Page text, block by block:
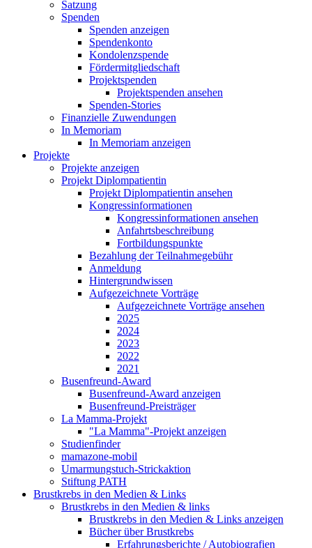
Satzung
Spenden
Spenden anzeigen
Spendenkonto
Kondolenzspende
Fördermitgliedschaft
Projektspenden
Projektspenden ansehen
Spenden-Stories
Finanzielle Zuwendungen
In Memoriam
In Memoriam anzeigen
Projekte
Projekte anzeigen
Projekt Diplompatientin
Projekt Diplompatientin ansehen
Kongressinformationen
Kongressinformationen ansehen
Anfahrtsbeschreibung
Fortbildungspunkte
Bezahlung der Teilnahmegebühr
Anmeldung
Hintergrundwissen
Aufgezeichnete Vorträge
Aufgezeichnete Vorträge ansehen
2025
2024
2023
2022
2021
Busenfreund-Award
Busenfreund-Award anzeigen
Busenfreund-Preisträger
La Mamma-Projekt
"La Mamma"-Projekt anzeigen
Studienfinder
mamazone-mobil
Umarmungstuch-Strickaktion
Stiftung PATH
Brustkrebs in den Medien & Links
Brustkrebs in den Medien & links
Brustkrebs in den Medien & Links anzeigen
Bücher über Brustkrebs
Erfahrungsberichte / Autobiografien